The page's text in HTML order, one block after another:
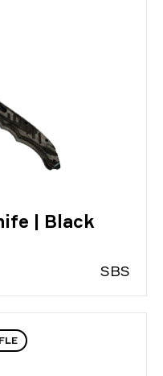
| Black
SBS